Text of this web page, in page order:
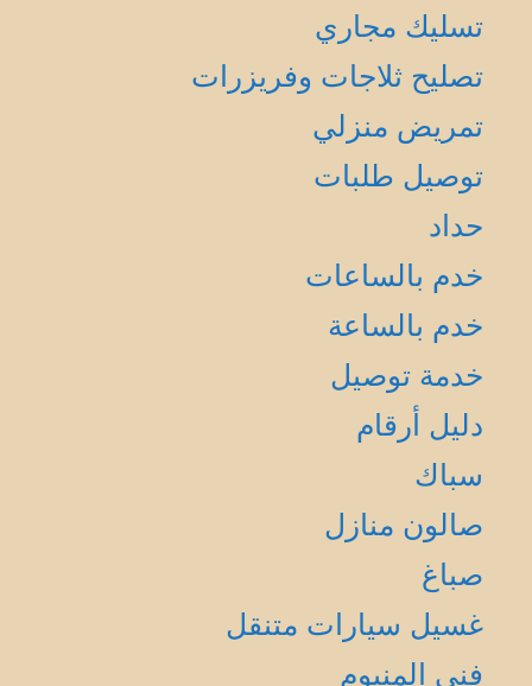
تسليك مجاري
تصليح ثلاجات وفريزرات
تمريض منزلي
توصيل طلبات
حداد
خدم بالساعات
خدم بالساعة
خدمة توصيل
دليل أرقام
سباك
صالون منازل
صباغ
غسيل سيارات متنقل
فني المنيوم